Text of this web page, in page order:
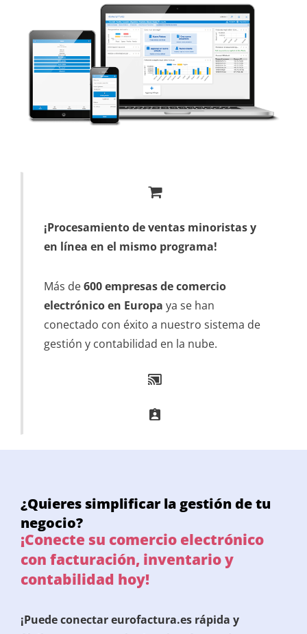
¡Procesamiento de ventas minoristas y
en línea en el mismo programa!
Más de600 empresas de comercio
electrónico en Europa ya se han
conectado con éxito a nuestro sistema de
gestión y contabilidad en la nube.
¿Quieres simplificar la gestión de tu
negocio?
¡Conecte su comercio electrónico
con facturación, inventario y
contabilidad hoy!
¡Puede conectar eurofactura.es rápida y